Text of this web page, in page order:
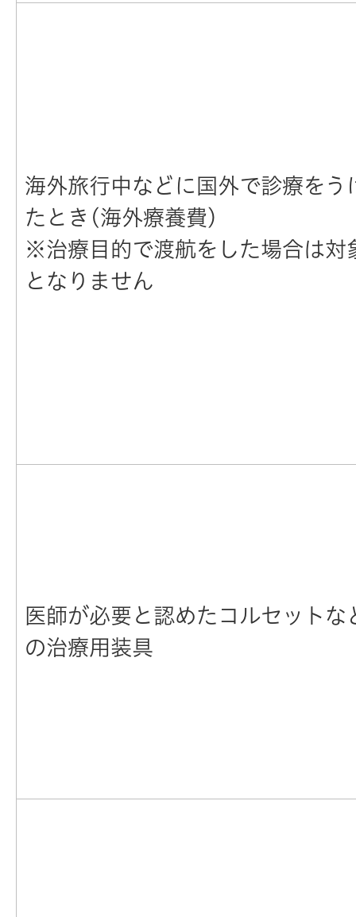
海外旅行中などに国外で診療をう
たとき(海外療養費)
※治療目的で渡航をした場合は対
となりません
医師が必要と認めたコルセットな
の治療用装具